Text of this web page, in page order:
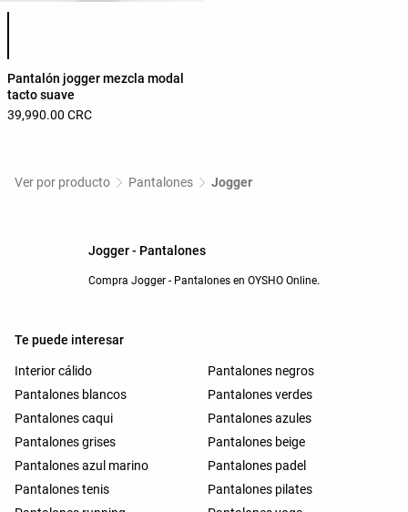
Lista de colores del producto
Pantalón jogger mezcla modal
tacto suave
39,990.00 CRC
Ver por producto Pantalones Jogger
Jogger - Pantalones
Compra Jogger - Pantalones en OYSHO Online.
Te puede interesar
Interior cálido
Pantalones negros
Pantalones blancos
Pantalones verdes
Pantalones caqui
Pantalones azules
Pantalones grises
Pantalones beige
Pantalones azul marino
Pantalones padel
Pantalones tenis
Pantalones pilates